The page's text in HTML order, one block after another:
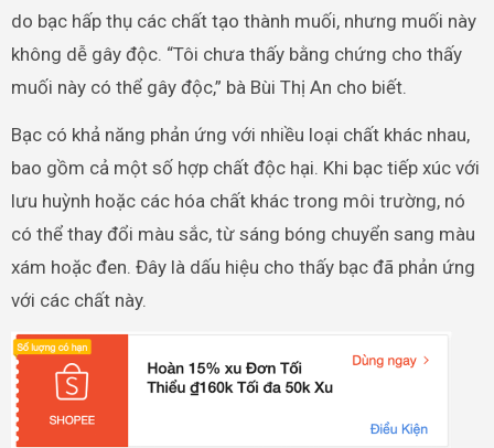
do bạc hấp thụ các chất tạo thành muối, nhưng muối này
không dễ gây độc. “Tôi chưa thấy bằng chứng cho thấy
muối này có thể gây độc,” bà Bùi Thị An cho biết.
Bạc có khả năng phản ứng với nhiều loại chất khác nhau,
bao gồm cả một số hợp chất độc hại. Khi bạc tiếp xúc với
lưu huỳnh hoặc các hóa chất khác trong môi trường, nó
có thể thay đổi màu sắc, từ sáng bóng chuyển sang màu
xám hoặc đen. Đây là dấu hiệu cho thấy bạc đã phản ứng
với các chất này.